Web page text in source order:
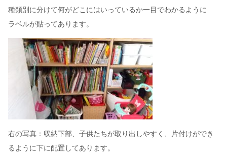
種類別に分けて何がどこにはいっているか一目でわかるように
ラベルが貼ってあります。
右の写真：収納下部、子供たちが取り出しやすく、片付けができ
るように下に配置してあります。